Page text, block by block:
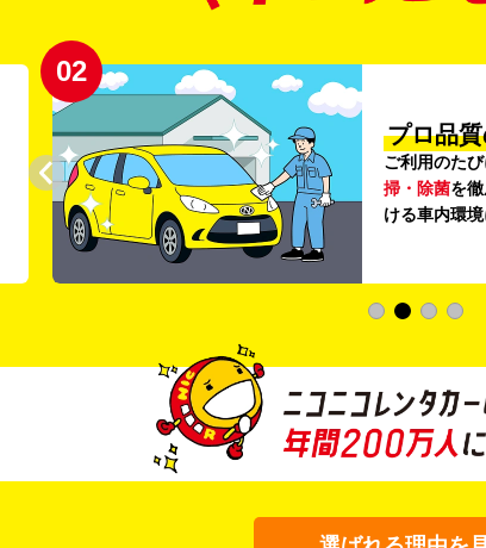
02
プロ品
ご利用のた
掃・除菌を
ける車内環